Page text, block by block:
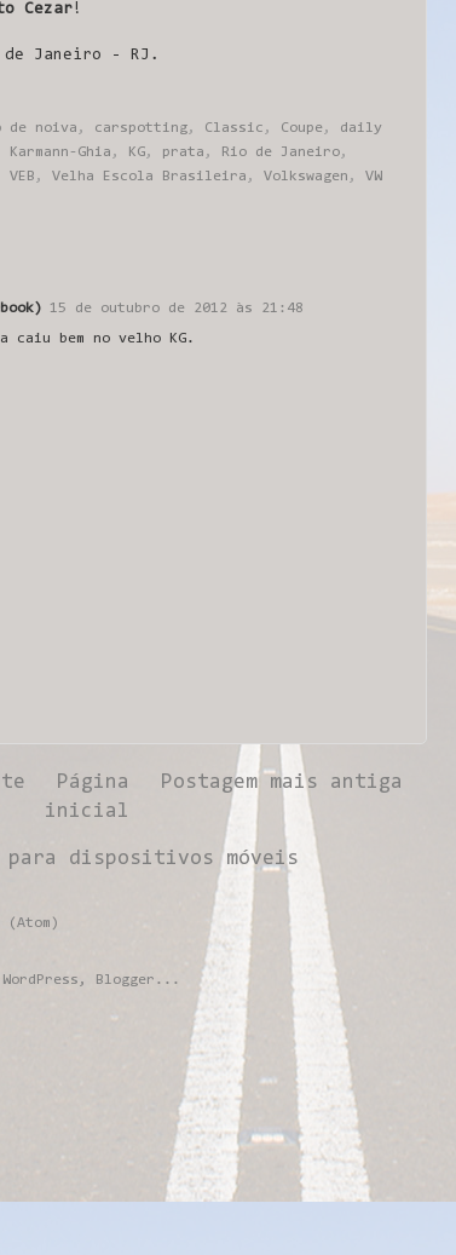
Cezar!
Janeiro - RJ.
de noiva , carspotting, Classic , Coupe, daily
Karmann-Ghia , KG, prata , Rio de Janeiro,
VEB , Velha Escola Brasileira , Volkswagen , VW
15 de outubro de 2012 às 21:48
caiu bem no velho KG.
Postagem mais antiga
Página
inicial
para dispositivos móveis
(Atom)